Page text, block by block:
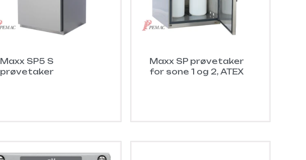
Maxx SP5 S
prøvetaker
Maxx SP prøvetaker
for sone 1 og 2, ATEX